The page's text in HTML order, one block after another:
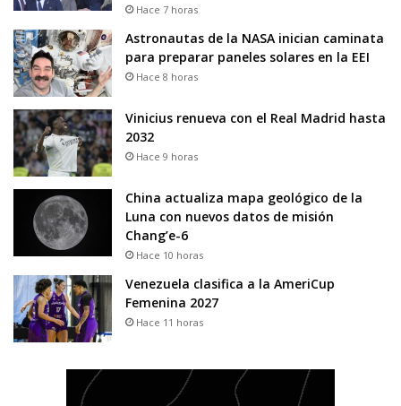
Hace 7 horas
Astronautas de la NASA inician caminata
para preparar paneles solares en la EEI
Hace 8 horas
Vinicius renueva con el Real Madrid hasta
2032
Hace 9 horas
China actualiza mapa geológico de la
Luna con nuevos datos de misión
Chang’e-6
Hace 10 horas
Venezuela clasifica a la AmeriCup
Femenina 2027
Hace 11 horas